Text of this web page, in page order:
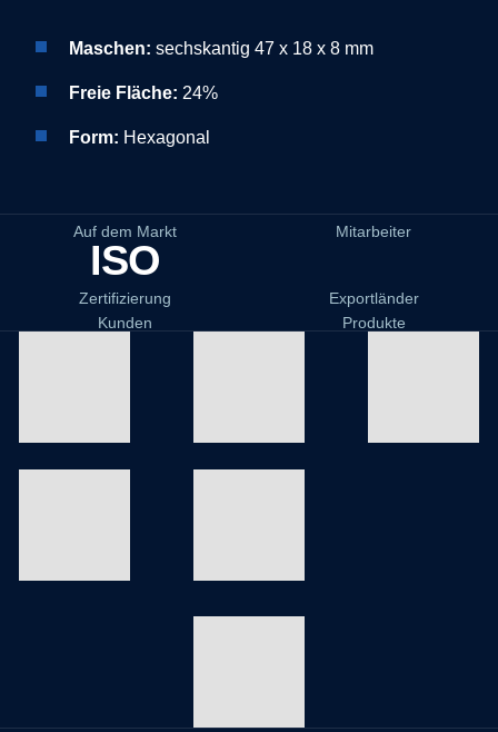
Maschen: sechskantig 47 x 18 x 8 mm
Freie Fläche: 24%
Form: Hexagonal
Auf dem Markt Mitarbeiter
ISO
Zertifizierung
Exportländer
Kunden
Produkte